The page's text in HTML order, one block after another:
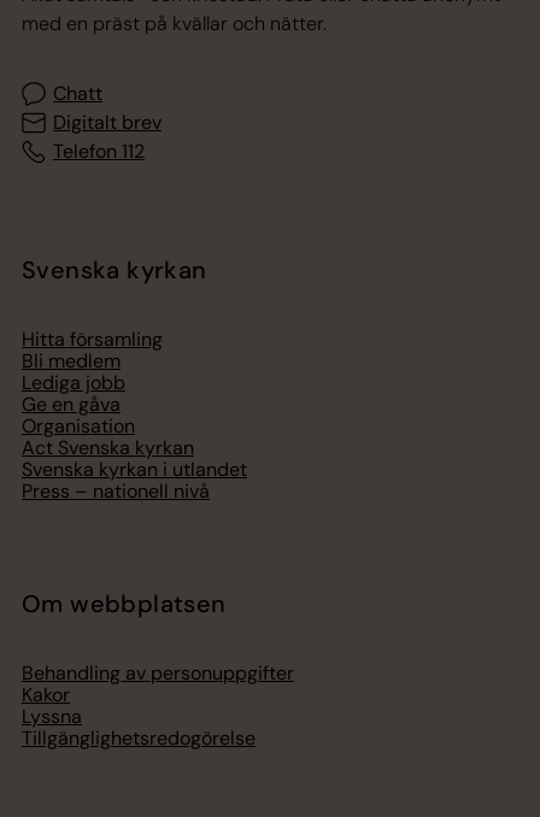
med en präst på kvällar och nätter.
Chatt
Digitalt brev
Telefon 112
Svenska kyrkan
Hitta församling
Bli medlem
Lediga jobb
Ge en gåva
Organisation
Act Svenska kyrkan
Svenska kyrkan i utlandet
Press – nationell nivå
Om webbplatsen
Behandling av personuppgifter
Kakor
Lyssna
Tillgänglighetsredogörelse